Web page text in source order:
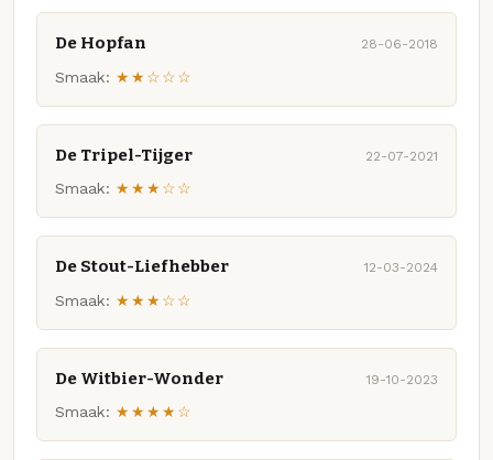
De Hopfan 28-06-2018
Smaak: ★★☆☆☆
De Tripel-Tijger 22-07-2021
Smaak: ★★★☆☆
De Stout-Liefhebber 12-03-2024
Smaak: ★★★☆☆
De Witbier-Wonder 19-10-2023
Smaak: ★★★★☆